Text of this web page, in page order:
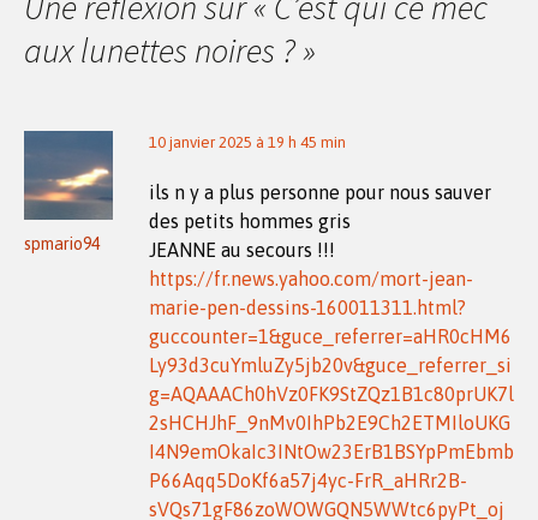
articles
aux lunettes noires ?»
spmario94
10 janvier 2025 à 19 h 45 min
ils n y a plus personne pour nous sauver
des petits hommes gris
JEANNE au secours !!!
https://fr.news.yahoo.com/mort-jean-
marie-pen-dessins-160011311.html?
guccounter=1&guce_referrer=aHR0cHM6
Ly93d3cuYmluZy5jb20v&guce_referrer_si
g=AQAAACh0hVz0FK9StZQz1B1c80prUK7l
2sHCHJhF_9nMv0IhPb2E9Ch2ETMIloUKG
I4N9emOkaIc3INtOw23ErB1BSYpPmEbmb
P66Aqq5DoKf6a57j4yc-FrR_aHRr2B-
sVQs71gF86zoWOWGQN5WWtc6pyPt_oj